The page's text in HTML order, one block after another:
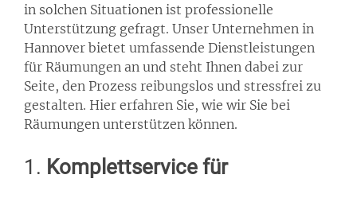
in solchen Situationen ist professionelle
Unterstützung gefragt. Unser Unternehmen in
Hannover bietet umfassende Dienstleistungen
für Räumungen an und steht Ihnen dabei zur
Seite, den Prozess reibungslos und stressfrei zu
gestalten. Hier erfahren Sie, wie wir Sie bei
Räumungen unterstützen können.
1. Komplettservice für